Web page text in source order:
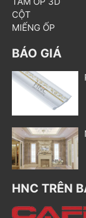
CỘT
MIẾNG ỐP
BÁO GIÁ
HNC TRÊN